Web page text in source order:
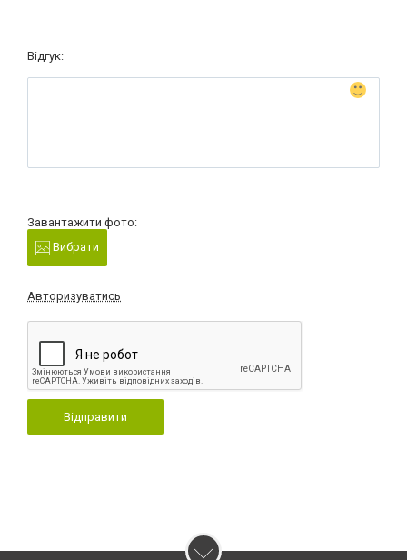
Відгук:
Завантажити фото:
Вибрати
Авторизуватись
Відправити